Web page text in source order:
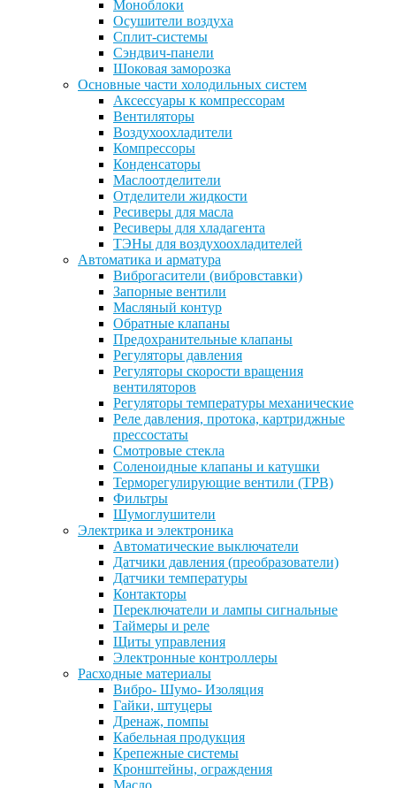
Моноблоки
Осушители воздуха
Сплит-системы
Сэндвич-панели
Шоковая заморозка
Основные части холодильных систем
Аксессуары к компрессорам
Вентиляторы
Воздухоохладители
Компрессоры
Конденсаторы
Маслоотделители
Отделители жидкости
Ресиверы для масла
Ресиверы для хладагента
ТЭНы для воздухоохладителей
Автоматика и арматура
Виброгасители (вибровставки)
Запорные вентили
Масляный контур
Обратные клапаны
Предохранительные клапаны
Регуляторы давления
Регуляторы скорости вращения
вентиляторов
Регуляторы температуры механические
Реле давления, протока, картриджные
прессостаты
Смотровые стекла
Соленоидные клапаны и катушки
Терморегулирующие вентили (ТРВ)
Фильтры
Шумоглушители
Электрика и электроника
Автоматические выключатели
Датчики давления (преобразователи)
Датчики температуры
Контакторы
Переключатели и лампы сигнальные
Таймеры и реле
Щиты управления
Электронные контроллеры
Расходные материалы
Вибро- Шумо- Изоляция
Гайки, штуцеры
Дренаж, помпы
Кабельная продукция
Крепежные системы
Кронштейны, ограждения
Масло